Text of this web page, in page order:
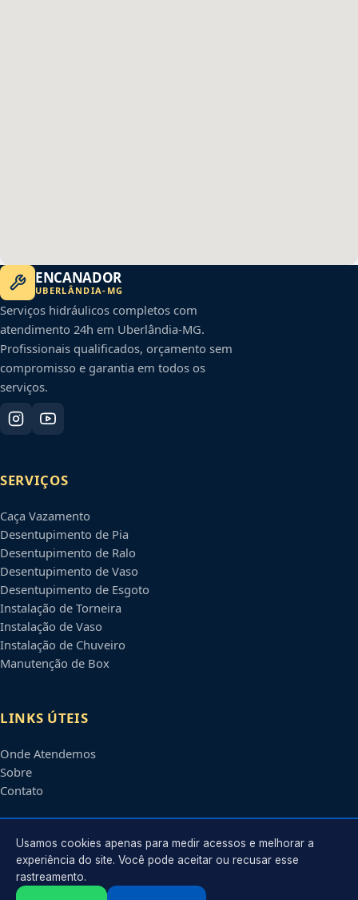
ENCANADOR
UBERLÂNDIA- MG
Serviços hidráulicos completos com
atendimento 24h em Uberlândia-MG.
Profissionais qualificados, orçamento sem
compromisso e garantia em todos os
serviços.
SERVIÇOS
Caça Vazamento
Desentupimento de Pia
Desentupimento de Ralo
Desentupimento de Vaso
Desentupimento de Esgoto
Instalação de Torneira
Instalação de Vaso
Instalação de Chuveiro
Manutenção de Box
LINKS ÚTEIS
Onde Atendemos
Sobre
Contato
CONTATO
Atendimento em
Usamos cookies apenas para medir acessos e melhorar a
experiência do site. Você pode aceitar ou recusar esse
rastreamento.